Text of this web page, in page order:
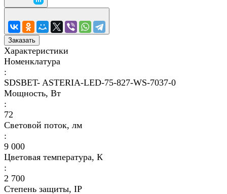
Заказать
Характеристики
Номенклатура
:
SDSBET- ASTERIA-LED-75-827-WS-7037-0
Мощность, Вт
:
72
Световой поток, лм
:
9 000
Цветовая температура, К
:
2 700
Степень защиты, IP